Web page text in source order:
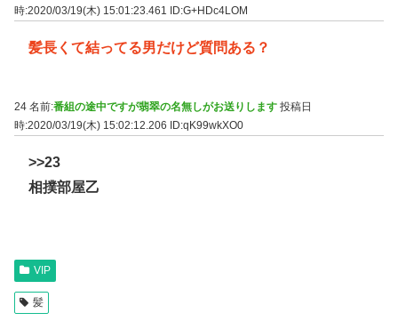
時:2020/03/19(木) 15:01:23.461
ID:G+HDc4LOM
髪長くて結ってる男だけど質問ある？
24 名前:番組の途中ですが翡翠の名無しがお送りします 投稿日
時:2020/03/19(木) 15:02:12.206
ID:qK99wkXO0
>>23
相撲部屋乙
VIP
髪